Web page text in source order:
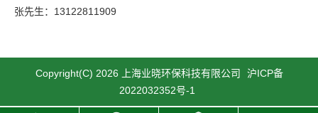
张先生：13122811909
Copyright(C) 2026 上海业晓环保科技有限公司
沪ICP备
2022032352号-1